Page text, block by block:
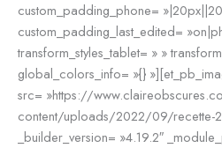
custom_padding_phone=
custom_padding_last_edited=
transform_styles_tablet= » »
global_colors_info= »{}
src= »https://
content/uploads/2022/09/recette-
_builder_version= »4.19.2″